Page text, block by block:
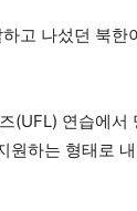
하고 나섰던 북한
(UFL) 연습에서
원하는 형태로